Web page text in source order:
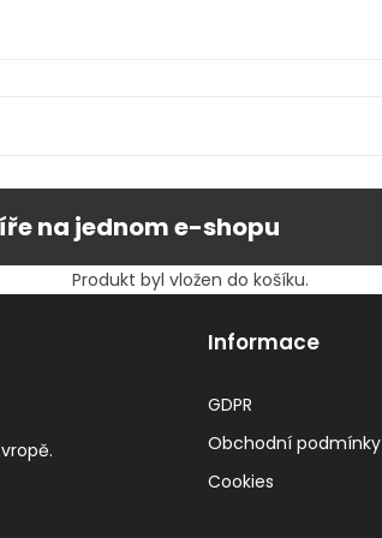
na jednom e-shopu
Produkt byl vložen do košíku.
Informace
GDPR
Obchodní podmínky
Cookies